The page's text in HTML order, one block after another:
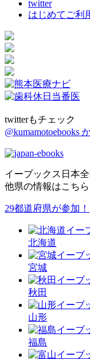
twitter
はじめてご利
twitterもチェック
@kumamotoebooks
イーブックス日本全
他県の情報はこちら
29都道府県が参加！
北海道
宮城
秋田
山形
福島